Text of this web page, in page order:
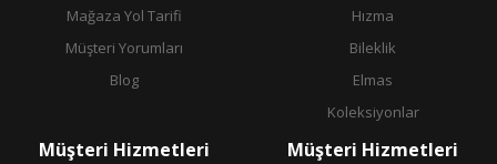
Mağaza Yol Tarifi
Müşteri Yorumları
Blog
Hızma
Bileklik
Elmas
Koleksiyonlar
Müşteri Hizmetleri Müşteri Hizmetleri